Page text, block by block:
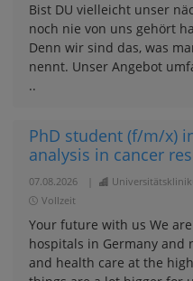
Bist DU vielleicht unser
noch nie von uns gehört
Denn wir sind das, was
nennt. Unser Angebot
..
PhD student (f/m/x)
analysis in cancer
07.08.2026
Vollzeit
Your future with us We
hospitals in Germany and
and health care at the